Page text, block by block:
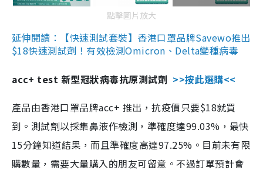
點擊圖片放大
延伸閱讀：【快速測試套裝】香港口罩品牌Savewo推出
$18快速測試劑！有效檢測Omicron、Delta變種病毒
acc+ test 新型冠狀病毒抗原測試劑 >>按此選購<<
產品由香港口罩品牌acc+ 推出，抗疫價只要$18就買
到。測試劑以採集鼻液作檢測，準確度達99.03%，最快
15分鐘知道結果，而且準確度高達97.25%。目前未有限
購數量，需要大量購入的朋友可留意。不過訂單預計會